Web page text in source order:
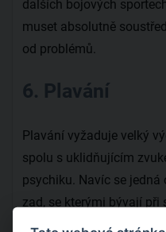
dalších bojových
muset absolutně
od problémů.
6. Plavání
Plavání vyžaduje velký
spolu s uklidňujícím
psychiku. Navíc se
zad, se kterými bývají při